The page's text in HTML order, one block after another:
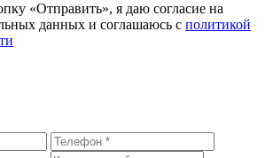
«Отправить», я даю согласие на
данных и соглашаюсь с политикой